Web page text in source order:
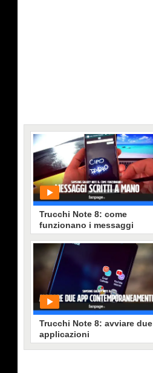
Trucchi Note 8: come
funzionano i messaggi
animati scritti a mano
33899• diTecnologia Fanpage
Trucchi Note 8: avviare due
applicazioni
contemporaneamente